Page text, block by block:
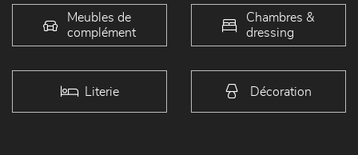
Meubles de
complément
Chambres &
dressing
Literie Décoration